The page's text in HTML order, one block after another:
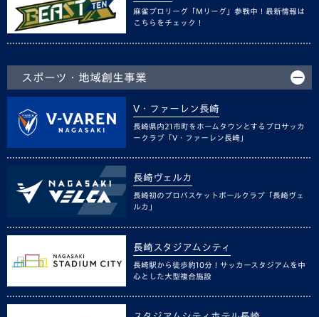
麻雀プロリーグ「Mリーグ」参戦中！最新情報は
こちらをチェック！
スポーツ・地域創生事業
V・ファーレン長崎
長崎県内21市町をホームタウンとするプロサッカ
ークラブ「V・ファーレン長崎」
長崎ヴェルカ
長崎初のプロバスケットボールクラブ「長崎ヴェ
ルカ」
長崎スタジアムシティ
長崎駅から徒歩約10分！サッカースタジアムを中
心とした大型複合施設